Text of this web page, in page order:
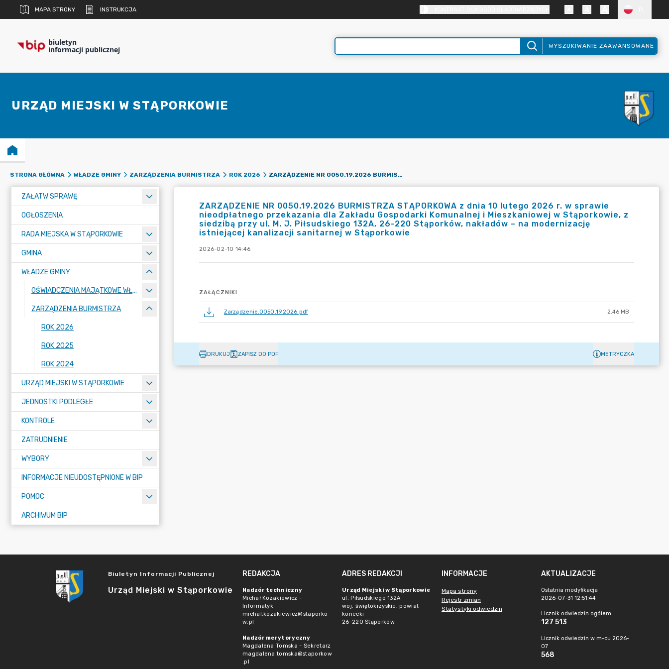
MAPA STRONY INSTRUKCJA
biuletyn
informacji publicznej WYSZUKIWANIE ZAAWANSOWANE
URZĄD MIEJSKI W STĄPORKOWIE
STRONA GŁÓWNA WŁADZE GMINY ZARZĄDZENIA BURMISTRZA ROK 2026 ZARZĄDZENIE NR 0050.19.2026 BURMISTRZA STĄPORKOWA Z DNIA 10 LUTEGO 2026 R. W SPRAWIE NIEODPŁATNEGO PRZEKAZANIA DLA ZAKŁADU GOSPODARKI KOMUNALNEJ I MIESZKANIOWEJ W STĄPORKOWIE, Z SIEDZIBĄ PRZY UL. M. J. PIŁSUDSKIEGO 132A, 26-220 STĄPORKÓW, NAKŁADÓW – NA MODERNIZACJĘ ISTNIEJĄCEJ KANALIZACJI SANITARNEJ W STĄPORKOWIE
ZAŁATW SPRAWĘ
OGŁOSZENIA
RADA MIEJSKA W STĄPORKOWIE
GMINA
WŁADZE GMINY
OŚWIADCZENIA MAJĄTKOWE WŁADZ GMINY
ZARZĄDZENIA BURMISTRZA
ROK 2026
ROK 2025
ROK 2024
URZĄD MIEJSKI W STĄPORKOWIE
JEDNOSTKI PODLEGŁE
KONTROLE
ZATRUDNIENIE
WYBORY
INFORMACJE NIEUDOSTĘPNIONE W BIP
POMOC
ARCHIWUM BIP
ZARZĄDZENIE NR 0050.19.2026 BURMISTRZA STĄPORKOWA z dnia 10 lutego 2026 r. w sprawie
nieodpłatnego przekazania dla Zakładu Gospodarki Komunalnej i Mieszkaniowej w Stąporkowie, z
siedzibą przy ul. M. J. Piłsudskiego 132A, 26-220 Stąporków, nakładów – na modernizację
istniejącej kanalizacji sanitarnej w Stąporkowie
2026-02-10 14:46
ZAŁĄCZNIKI
Zarządzenie.0050.19.2026.pdf 2.46 MB
DRUKUJ ZAPISZ DO PDF METRYCZKA
Biuletyn Informacji Publicznej
Urząd Miejski w Stąporkowie
REDAKCJA
Nadzór techniczny
Michał Kozakiewicz -
Informatyk
michal.kozakiewicz@staporko
w.pl
Nadzór merytoryczny
Magdalena Tomska - Sekretarz
magdalena.tomska@staporkow
.pl
ADRES REDAKCJI
Urząd Miejski w Stąporkowie
ul. Piłsudskiego 132A
woj. świętokrzyskie, powiat
konecki
26-220 Stąporków
INFORMACJE
Mapa strony
Rejestr zmian
Statystyki odwiedzin
AKTUALIZACJE
Ostatnia modyfikacja
2026-07-31 12:51:44
Licznik odwiedzin ogółem
127 513
Licznik odwiedzin w m-cu 2026-
07
568